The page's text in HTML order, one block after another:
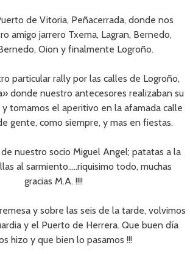
de Vitoria, Peñacerrada, donde nos
amigo jarrero Txema, Lagran, Bernedo,
Oion y finalmente Logroño.
particular rally por las calles de Logroño,
donde nuestro antecesores realizaban su
y tomamos el aperitivo en la afamada calle
gente, como siempre, y mas en fiestas.
nuestro socio Miguel Angel; patatas a la
al sarmiento…..riquisimo todo, muchas
gracias M.A. !!!!
y sobre las seis de la tarde, volvimos
y el Puerto de Herrera. Que buen día
hizo y que bien lo pasamos !!!